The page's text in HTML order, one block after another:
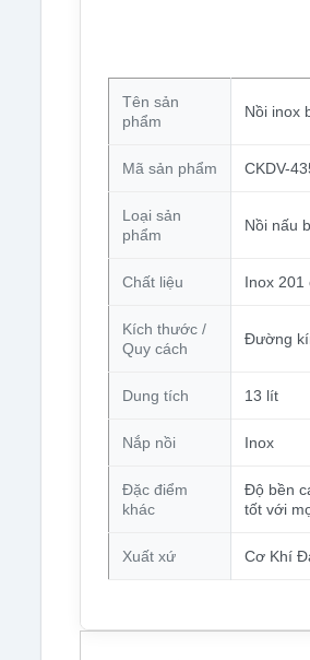
Tên sản
phẩm
Nồi inox
Mã sản phẩm CKDV-
Loại sản
phẩm
Nồi nấu
Chất liệu Inox 201
Kích thước /
Quy cách
Đường
Dung tích 13 lít
Nắp nồi Inox
Đặc điểm
khác
Độ bền
tốt với
Xuất xứ Cơ Khí